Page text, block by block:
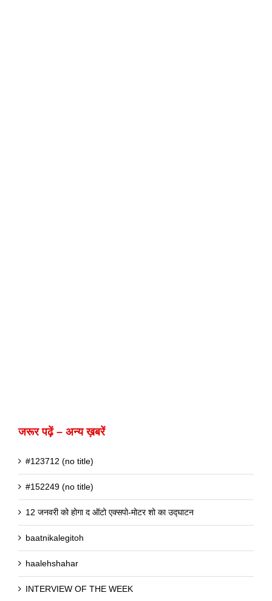
जरूर पढ़ें – अन्य ख़बरें
#123712 (no title)
#152249 (no title)
12 जनवरी को होगा द ऑटो एक्सपो-मोटर शो का उद्घाटन
baatnikalegitoh
haalehshahar
INTERVIEW OF THE WEEK